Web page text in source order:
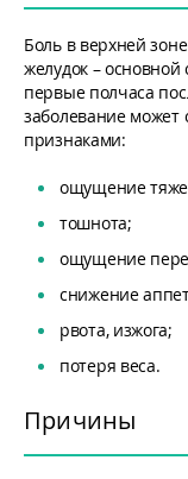
Боль в верхней
желудок –
первые полчаса
заболевание
признаками:
ощущение
тошнота;
ощущение
снижение
рвота, изжога;
потеря веса.
Причины